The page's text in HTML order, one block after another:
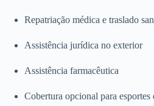
Repatriação médica e traslado
Assistência jurídica no exterior
Assistência farmacêutica
Cobertura opcional para esportes